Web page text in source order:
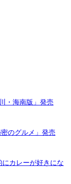
・海南版」発売
のグルメ」発売
カレーが好きにな